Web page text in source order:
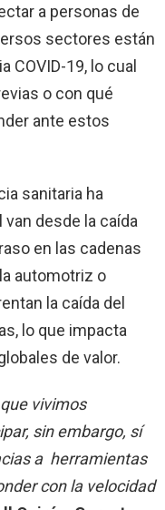
a personas de
sectores están
COVID-19, lo cual
o con qué
ante estos
sanitaria ha
desde la caída
en las cadenas
automotriz o
la caída del
lo que impacta
de valor.
vivimos
sin embargo, sí
a herramientas
con la velocidad